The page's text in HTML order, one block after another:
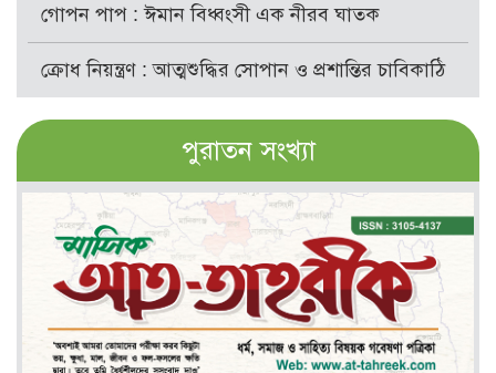
গোপন পাপ : ঈমান বিধ্বংসী এক নীরব ঘাতক
ক্রোধ নিয়ন্ত্রণ : আত্মশুদ্ধির সোপান ও প্রশান্তির চাবিকাঠি
পুরাতন সংখ্যা